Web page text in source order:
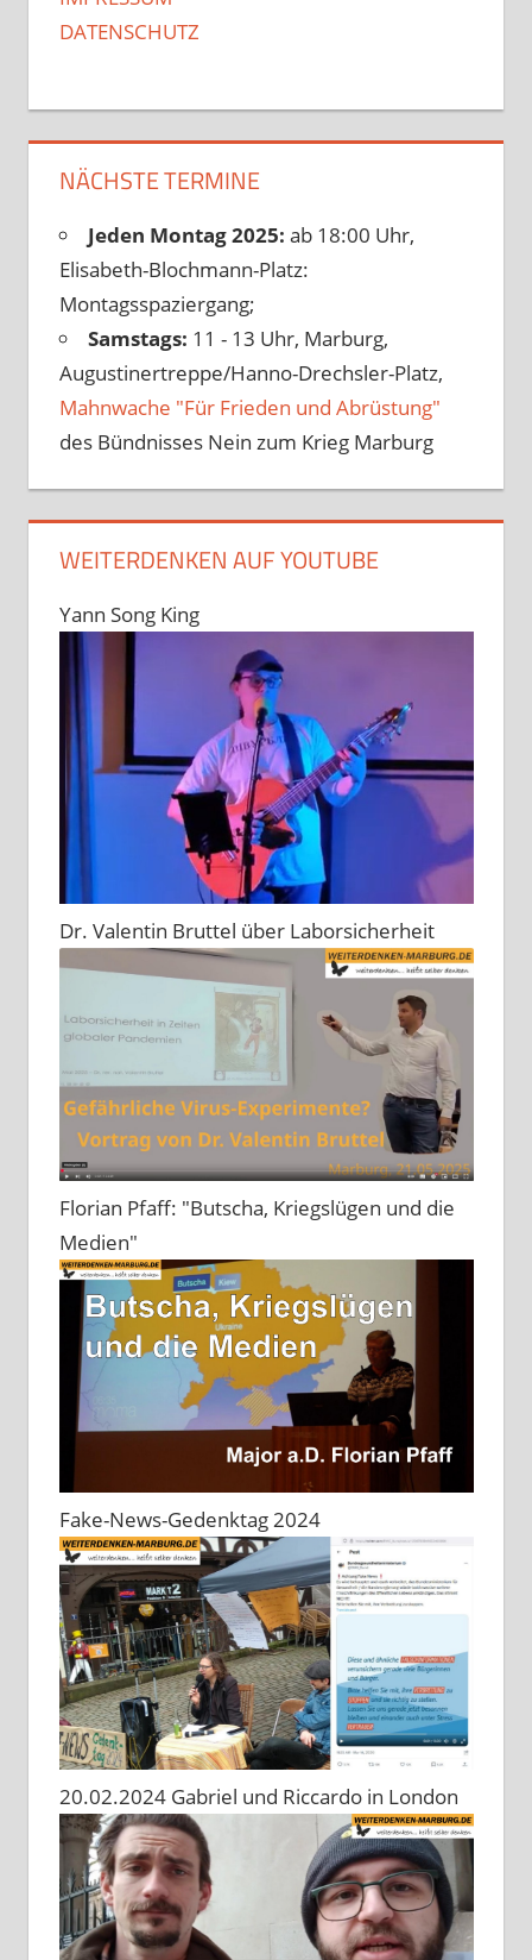
DATENSCHUTZ
NÄCHSTE TERMINE
Jeden Montag 2025: ab 18:00 Uhr,
Elisabeth-Blochmann-Platz:
Montagsspaziergang;
Samstags: 11 - 13 Uhr, Marburg,
Augustinertreppe/Hanno-Drechsler-Platz,
Mahnwache "Für Frieden und Abrüstung"
des Bündnisses Nein zum Krieg Marburg
WEITERDENKEN AUF YOUTUBE
Yann Song King
Dr. Valentin Bruttel über Laborsicherheit
Florian Pfaff: "Butscha, Kriegslügen und die
Medien"
Fake-News-Gedenktag 2024
20.02.2024 Gabriel und Riccardo in London